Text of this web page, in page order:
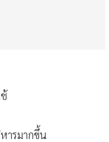
ารมากขึ้น